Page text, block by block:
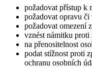
požadovat přístup k
požadovat opravu
požadovat omezení
vznést námitku proti
na přenositelnost
podat stížnost proti
ochranu osobních